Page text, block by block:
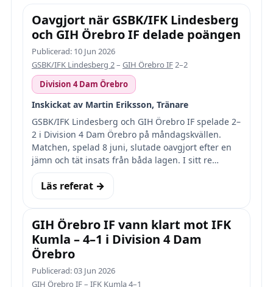
Oavgjort när GSBK/IFK Lindesberg
och GIH Örebro IF delade poängen
Publicerad: 10 Jun 2026
GSBK/IFK Lindesberg 2– GIH Örebro IF2–2
Division 4 Dam Örebro
Inskickat av Martin Eriksson, Tränare
GSBK/IFK Lindesberg och GIH Örebro IF spelade 2–
2 i Division 4 Dam Örebro på måndagskvällen.
Matchen, spelad 8 juni, slutade oavgjort efter en
jämn och tät insats från båda lagen. I sitt re…
Läs referat →
GIH Örebro IF vann klart mot IFK
Kumla – 4–1 i Division 4 Dam
Örebro
Publicerad: 03 Jun 2026
GIH Örebro IF– IFK Kumla4–1